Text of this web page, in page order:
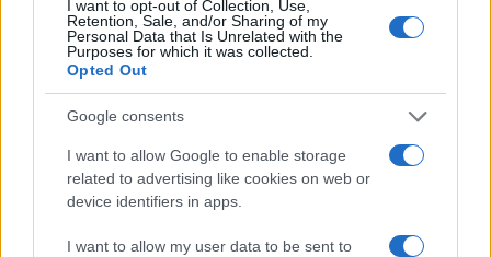
I want to opt-out of Collection, Use,
Retention, Sale, and/or Sharing of my
Personal Data that Is Unrelated with the
Purposes for which it was collected.
Opted Out
Google consents
I want to allow Google to enable storage
related to advertising like cookies on web or
device identifiers in apps.
I want to allow my user data to be sent to
Koroške reke so opazno upadle,
Več iz kategorije Novice